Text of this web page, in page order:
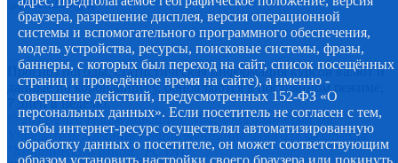
Прогноз погоды, статистическая информация курсов валют и
данные по коронавирусу, обновляются в постоянном режиме,
7 дней в неделю.
© 2012-2020 Наименование СМИ: алмазный-край.рф.
Учредитель Администрация муниципального образования
"Мирнинский район" РС (Я)
браузера, разрешение дисплея, версия операционной
системы и вспомогательного программного обеспечения,
модель устройства, ресурсы, поисковые системы, фразы,
баннеры, с которых был переход на сайт, список посещённых
страниц и проведённое время на сайте), а именно -
совершение действий, предусмотренных 152-ФЗ «О
персональных данных». Если посетитель не согласен с тем,
чтобы интернет-ресурс осуществлял автоматизированную
обработку данных о посетителе, он может соответствующим
образом установить настройки своего браузера или покинуть